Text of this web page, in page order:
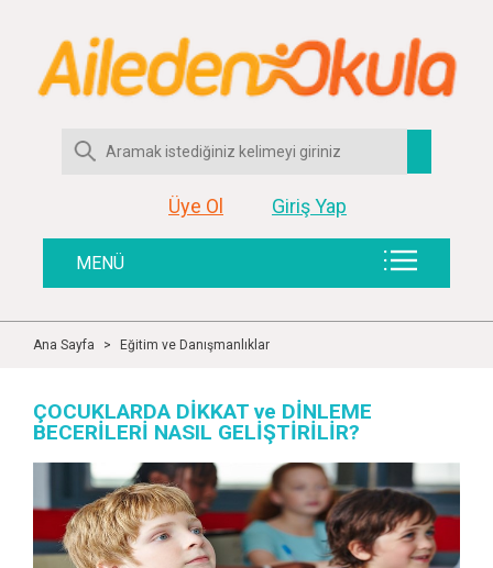
Üye Ol Giriş Yap
MENÜ
Ana Sayfa > Eğitim ve Danışmanlıklar
ÇOCUKLARDA DİKKAT ve DİNLEME
BECERİLERİ NASIL GELİŞTİRİLİR?